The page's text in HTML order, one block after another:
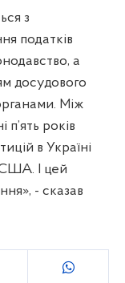
з
податків
а
досудового
Між
п’ять років
в Україні
США. І цей
- сказав